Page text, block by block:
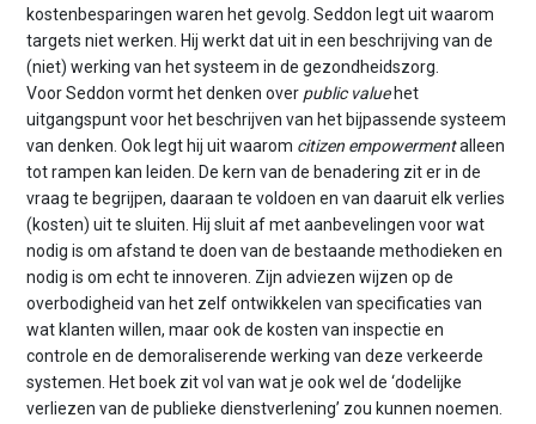
kostenbesparingen waren het gevolg. Seddon legt uit waarom
targets niet werken. Hij werkt dat uit in een beschrijving van de
(niet) werking van het systeem in de gezondheidszorg.
Voor Seddon vormt het denken over public valuehet
uitgangspunt voor het beschrijven van het bijpassende systeem
van denken. Ook legt hij uit waarom citizen empowermentalleen
tot rampen kan leiden. De kern van de benadering zit er in de
vraag te begrijpen, daaraan te voldoen en van daaruit elk verlies
(kosten) uit te sluiten. Hij sluit af met aanbevelingen voor wat
nodig is om afstand te doen van de bestaande methodieken en
nodig is om echt te innoveren. Zijn adviezen wijzen op de
overbodigheid van het zelf ontwikkelen van specificaties van
wat klanten willen, maar ook de kosten van inspectie en
controle en de demoraliserende werking van deze verkeerde
systemen. Het boek zit vol van wat je ook wel de ‘dodelijke
verliezen van de publieke dienstverlening’ zou kunnen noemen.